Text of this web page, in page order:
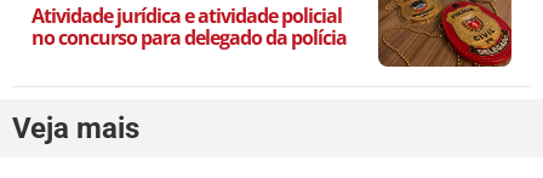
Atividade jurídica e atividade policial
no concurso para delegado da polícia
Veja mais